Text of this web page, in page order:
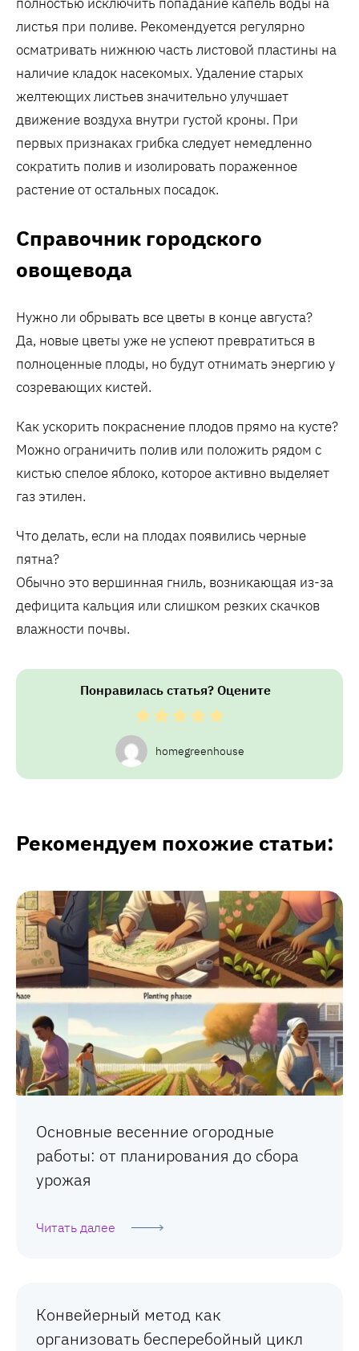
листья при поливе. Рекомендуется регулярно
осматривать нижнюю часть листовой пластины на
наличие кладок насекомых. Удаление старых
желтеющих листьев значительно улучшает
движение воздуха внутри густой кроны. При
первых признаках грибка следует немедленно
сократить полив и изолировать пораженное
растение от остальных посадок.
Справочник городского
овощевода
Нужно ли обрывать все цветы в конце августа?
Да‚ новые цветы уже не успеют превратиться в
полноценные плоды‚ но будут отнимать энергию у
созревающих кистей.
Как ускорить покраснение плодов прямо на кусте?
Можно ограничить полив или положить рядом с
кистью спелое яблоко‚ которое активно выделяет
газ этилен.
Что делать‚ если на плодах появились черные
пятна?
Обычно это вершинная гниль‚ возникающая из-за
дефицита кальция или слишком резких скачков
влажности почвы.
Понравилась статья? Оцените
homegreenhouse
Рекомендуем похожие статьи:
Основные весенние огородные
работы: от планирования до сбора
урожая
Читать далее
Конвейерный метод как
организовать бесперебойный цикл